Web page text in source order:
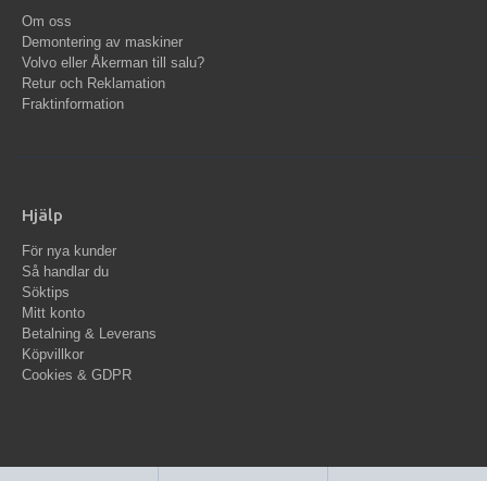
Om oss
Demontering av maskiner
Volvo eller Åkerman till salu?
Retur och Reklamation
Fraktinformation
Hjälp
För nya kunder
Så handlar du
Söktips
Mitt konto
Betalning & Leverans
Köpvillkor
Cookies & GDPR